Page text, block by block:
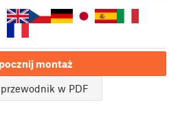
montaż
w PDF